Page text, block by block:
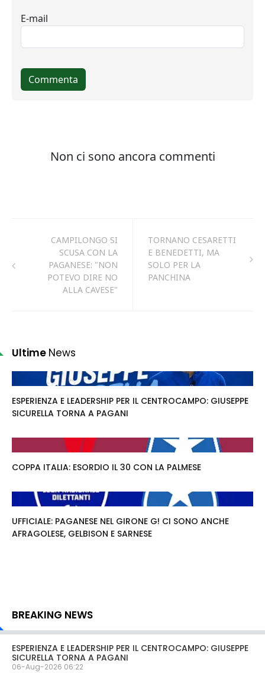
CAMPILONGO SI
SCUSA CON LA
PAGANESE: "NON
POTEVO DIRE NO
ALLA CAVESE"
TORNANO CESARETTI
E BENEDETTI, MA
SOLO PER LA
PANCHINA
Ultime News
ESPERIENZA E LEADERSHIP PER IL CENTROCAMPO: GIUSEPPE
SICURELLA TORNA A PAGANI
COPPA ITALIA: ESORDIO IL 30 CON LA PALMESE
UFFICIALE: PAGANESE NEL GIRONE G! CI SONO ANCHE
AFRAGOLESE, GELBISON E SARNESE
BREAKING NEWS
ESPERIENZA E LEADERSHIP PER IL CENTROCAMPO: GIUSEPPE
SICURELLA TORNA A PAGANI
06-Aug-2026 06:22